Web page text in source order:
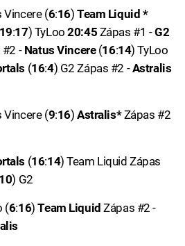
Vincere (6:16) Team Liquid *
:17) TyLoo20:45 Zápas #1 -G2
#2 - Natus Vincere(16:14) TyLoo
(16:4) G2 Zápas #2 -Astralis
Vincere (9:16) Astralis*Zápas #2
(16:14) Team Liquid Zápas
10) G2
(6:16)Team Liquid Zápas #2 -